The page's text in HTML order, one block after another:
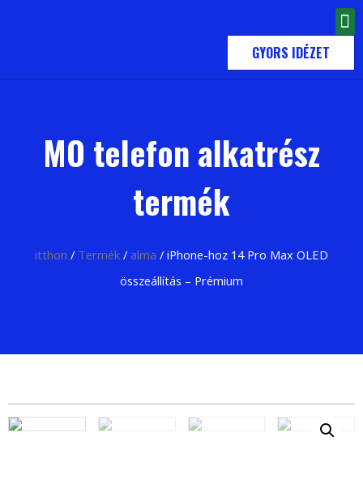
GYORS IDÉZET
MO telefon alkatrész
termék
itthon / Termék / alma / iPhone-hoz 14 Pro Max OLED
összeállítás – Prémium